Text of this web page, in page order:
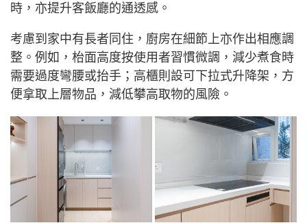
時，亦提升客飯廳的通透感。
考慮到家中有長者同住，廚房在細節上亦作出相應調
整。例如，枱面高度按使用者習慣微調，減少煮食時
需要過度彎腰或抬手；高櫃則設可下拉式升降架，方
便拿取上層物品，減低攀高取物的風險。